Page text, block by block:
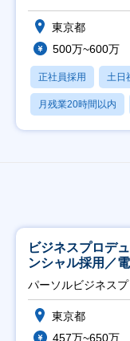
東京都
500万~600万
正社員採用 土日
月残業20時間以内
ビジネスプロデ
ンシャル採用／
ト推進】
パーソルビジネス
東京都
457万~650万